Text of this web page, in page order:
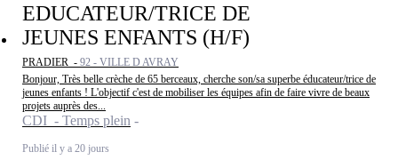
EDUCATEUR/TRICE DE
JEUNES ENFANTS (H/F)
PRADIER - 92 - VILLE D AVRAY
Bonjour, Très belle crèche de 65 berceaux, cherche son/sa superbe éducateur/trice de
jeunes enfants ! L'objectif c'est de mobiliser les équipes afin de faire vivre de beaux
projets auprès des...
CDI - Temps plein
Publié il y a 20 jours